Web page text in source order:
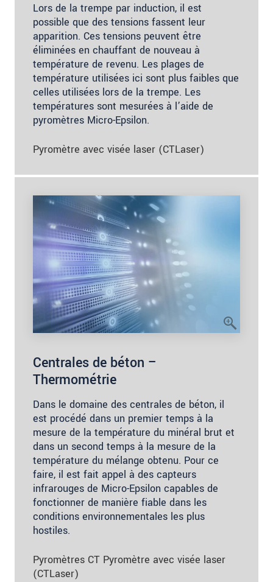
Lors de la trempe par induction, il est
possible que des tensions fassent leur
apparition. Ces tensions peuvent être
éliminées en chauffant de nouveau à
température de revenu. Les plages de
température utilisées ici sont plus faibles que
celles utilisées lors de la trempe. Les
températures sont mesurées à l’aide de
pyromètres Micro-Epsilon.
Pyromètre avec visée laser (CTLaser)
Centrales de béton –
Thermométrie
Dans le domaine des centrales de béton, il
est procédé dans un premier temps à la
mesure de la température du minéral brut et
dans un second temps à la mesure de la
température du mélange obtenu. Pour ce
faire, il est fait appel à des capteurs
infrarouges de Micro-Epsilon capables de
fonctionner de manière fiable dans les
conditions environnementales les plus
hostiles.
Pyromètres CT Pyromètre avec visée laser
(CTLaser)